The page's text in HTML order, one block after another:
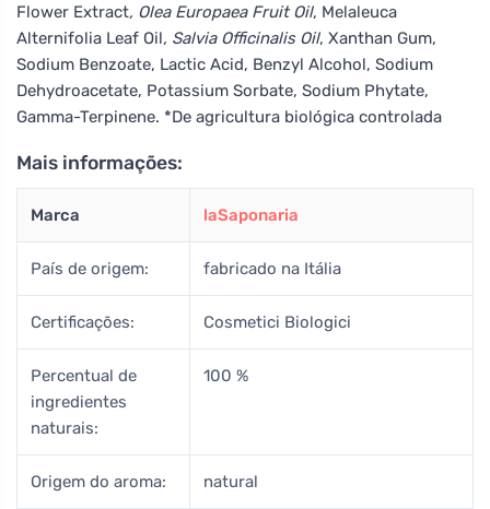
Flower Extract, Olea Europaea Fruit Oil, Melaleuca
Alternifolia Leaf Oil, Salvia Officinalis Oil, Xanthan Gum,
Sodium Benzoate, Lactic Acid, Benzyl Alcohol, Sodium
Dehydroacetate, Potassium Sorbate, Sodium Phytate,
Gamma-Terpinene. *De agricultura biológica controlada
Mais informações:
Marca laSaponaria
País de origem: fabricado na Itália
Certificações: Cosmetici Biologici
Percentual de
ingredientes
naturais:
100 %
Origem do aroma: natural